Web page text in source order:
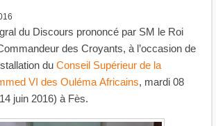
du Discours prononcé par SM le Roi
des Croyants, à l’occasion de
duConseil Supérieur de la
VI des Ouléma Africains, mardi 08
juin 2016) à Fès.